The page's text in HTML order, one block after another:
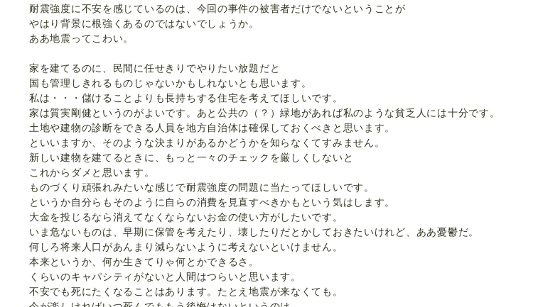
耐震強度に不安を感じているのは、今回の事件の被害者だけでないということが
やはり背景に根強くあるのではないでしょうか。
ああ地震ってこわい。
家を建てるのに、民間に任せきりでやりたい放題だと
国も管理しきれるものじゃないかもしれないとも思います。
私は・・・儲けることよりも長持ちする住宅を考えてほしいです。
家は質実剛健というのがよいです。あと公共の（？）緑地があれば私のような貧乏人には十分です。
土地や建物の診断をできる人員を地方自治体は確保しておくべきと思います。
といいますか、そのような決まりがあるかどうかを知らなくてすみません。
新しい建物を建てるときに、もっと一々のチェックを厳しくしないと
これからダメと思います。
ものづくり頑張れみたいな感じで耐震強度の問題に当たってほしいです。
というか自分らもそのように自らの消費を見直すべきかもという気はします。
大金を投じるなら消えてなくならないお金の使い方がしたいです。
いま危ないものは、早期に保管を考えたり、壊したりだとかしておきたいけれど、ああ憂鬱だ。
何しろ将来人口があんまり減らないように考えないといけません。
本来というか、何か生きてりゃ何とかできるさ。
くらいのキャパシティがないと人間はつらいと思います。
不安でも死にたくなることはあります。たとえ地震が来なくても。